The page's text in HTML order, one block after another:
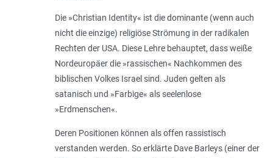
Die »Christian Identity« ist die dominante (wenn auch
nicht die einzige) religiöse Strömung in der radikalen
Rechten der USA. Diese Lehre behauptet, dass weiße
Nordeuropäer die »rassischen« Nachkommen des
biblischen Volkes Israel sind. Juden gelten als
satanisch und »Farbige« als seelenlose
»Erdmenschen«.
Deren Positionen können als offen rassistisch
verstanden werden. So erklärte Dave Barleys (einer der